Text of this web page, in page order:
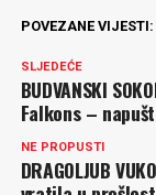
POVEZANE VIJESTI:
SLJEDEĆE
BUDVANSKI
Falkons –
NE PROPUSTI
DRAGOLJUB